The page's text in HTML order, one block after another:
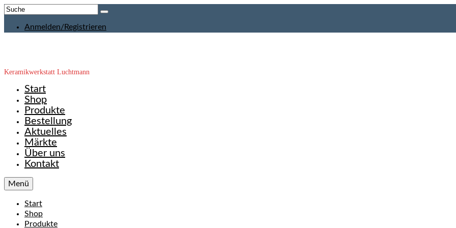
Suche
Anmelden/Registrieren
Keramikwerkstatt Luchtmann
Start
Shop
Produkte
Bestellung
Aktuelles
Märkte
Über uns
Kontakt
Menü
Start
Shop
Produkte